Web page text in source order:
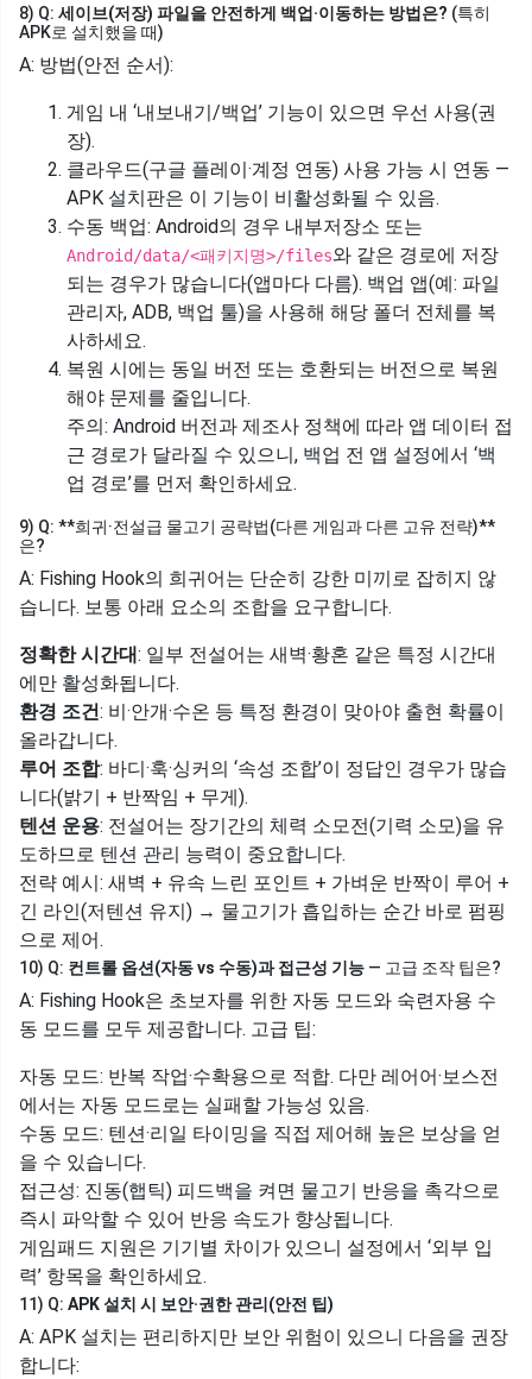
8) Q: 세이브(저장) 파일을 안전하게 백업·이동하는 방법은? (특히
APK로 설치했을 때)
A: 방법(안전 순서):
게임 내 ‘내보내기/백업’ 기능이 있으면 우선 사용(권
장).
클라우드(구글 플레이·계정 연동) 사용 가능 시 연동 —
APK 설치판은 이 기능이 비활성화될 수 있음.
수동 백업: Android의 경우 내부저장소 또는
Android/data/<패키지명>/files와 같은 경로에 저장
되는 경우가 많습니다(앱마다 다름). 백업 앱(예: 파일
관리자, ADB, 백업 툴)을 사용해 해당 폴더 전체를 복
사하세요.
복원 시에는 동일 버전 또는 호환되는 버전으로 복원
해야 문제를 줄입니다.
주의: Android 버전과 제조사 정책에 따라 앱 데이터 접
근 경로가 달라질 수 있으니, 백업 전 앱 설정에서 ‘백
업 경로’를 먼저 확인하세요.
9) Q: **희귀·전설급 물고기 공략법(다른 게임과 다른 고유 전략)**
은?
A: Fishing Hook의 희귀어는 단순히 강한 미끼로 잡히지 않
습니다. 보통 아래 요소의 조합을 요구합니다.
정확한 시간대: 일부 전설어는 새벽·황혼 같은 특정 시간대
에만 활성화됩니다.
환경 조건: 비·안개·수온 등 특정 환경이 맞아야 출현 확률이
올라갑니다.
루어 조합: 바디·훅·싱커의 ‘속성 조합’이 정답인 경우가 많습
니다(밝기 + 반짝임 + 무게).
텐션 운용: 전설어는 장기간의 체력 소모전(기력 소모)을 유
도하므로 텐션 관리 능력이 중요합니다.
전략 예시: 새벽 + 유속 느린 포인트 + 가벼운 반짝이 루어 +
긴 라인(저텐션 유지) → 물고기가 흡입하는 순간 바로 펌핑
으로 제어.
10) Q: 컨트롤 옵션(자동 vs 수동)과 접근성 기능 — 고급 조작 팁은?
A: Fishing Hook은 초보자를 위한 자동 모드와 숙련자용 수
동 모드를 모두 제공합니다. 고급 팁:
자동 모드: 반복 작업·수확용으로 적합. 다만 레어어·보스전
에서는 자동 모드로는 실패할 가능성 있음.
수동 모드: 텐션·리일 타이밍을 직접 제어해 높은 보상을 얻
을 수 있습니다.
접근성: 진동(햅틱) 피드백을 켜면 물고기 반응을 촉각으로
즉시 파악할 수 있어 반응 속도가 향상됩니다.
게임패드 지원은 기기별 차이가 있으니 설정에서 ‘외부 입
력’ 항목을 확인하세요.
11) Q: APK 설치 시 보안·권한 관리(안전 팁)
A: APK 설치는 편리하지만 보안 위험이 있으니 다음을 권장
합니다: